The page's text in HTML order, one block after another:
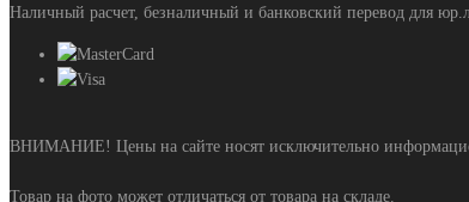
Наличный расчет, безналичный и банковский перевод для
ВНИМАНИЕ! Цены на сайте носят исключительно
Товар на фото может отличаться от товара на складе.